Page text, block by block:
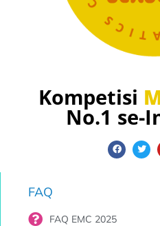
Kompetisi
No.1 se-
FAQ
FAQ EMC 2025